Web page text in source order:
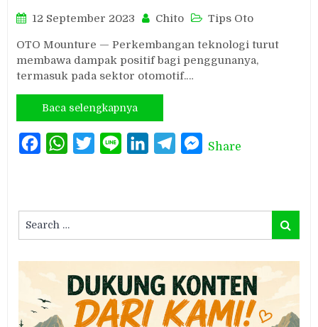
12 September 2023 Chito Tips Oto
OTO Mounture — Perkembangan teknologi turut
membawa dampak positif bagi penggunanya,
termasuk pada sektor otomotif.…
Baca selengkapnya
FacebookWhatsAppTwitterLine LinkedInTelegramMessenger
Share
for:
Search